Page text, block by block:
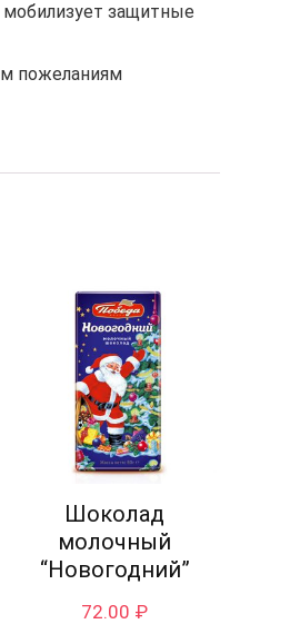
защитные
пожеланиям
Шоколад
молочный
“Новогодний”
72.00 ₽